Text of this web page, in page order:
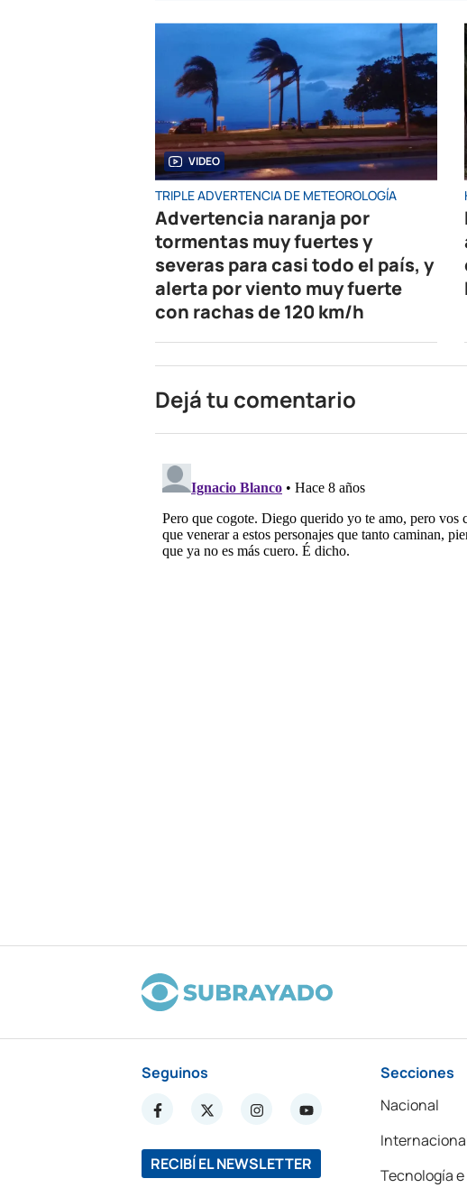
VIDEO
TRIPLE ADVERTENCIA DE METEOROLOGÍA
Advertencia naranja por
tormentas muy fuertes y
severas para casi todo el país, y
alerta por viento muy fuerte
con rachas de 120 km/h
Dejá tu comentario
Seguinos
RECIBÍ EL NEWSLETTER
Secciones
Nacional
Tecnología